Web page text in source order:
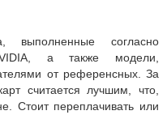
выполненные согласно
а также модели,
от референсных. За
считается лучшим, что,
Стоит переплачивать или